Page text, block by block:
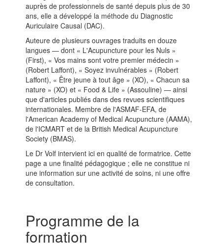
auprès de professionnels de santé depuis plus de 30
ans, elle a développé la méthode du Diagnostic
Auriculaire Causal (DAC).
Auteure de plusieurs ouvrages traduits en douze
langues — dont « L'Acupuncture pour les Nuls »
(First), « Vos mains sont votre premier médecin »
(Robert Laffont), « Soyez invulnérables » (Robert
Laffont), « Être jeune à tout âge » (XO), « Chacun sa
nature » (XO) et « Food & Life » (Assouline) — ainsi
que d'articles publiés dans des revues scientifiques
internationales. Membre de l'ASMAF-EFA, de
l'American Academy of Medical Acupuncture (AAMA),
de l'ICMART et de la British Medical Acupuncture
Society (BMAS).
Le Dr Volf intervient ici en qualité de formatrice. Cette
page a une finalité pédagogique ; elle ne constitue ni
une information sur une activité de soins, ni une offre
de consultation.
Programme de la
formation